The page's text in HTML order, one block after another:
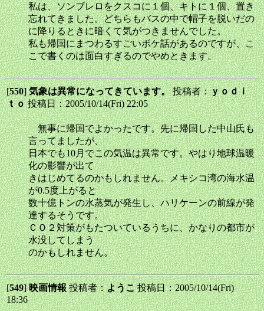
私は、ソンブレロをクスコに１個、キトに１個、置き
忘れてきました。どちらもバスの中で帽子を脱いだの
に降りるときに暗くて気がつきませんでした。
私も帰国にまつわるすごいボケ話があるのですが、こ
こで書くのは面白すぎるのでやめときます。
[550]気象は異常になってきています。投稿者：ｙｏｄｉ
ｔｏ投稿日：2005/10/14(Fri) 22:05
無事に帰国でよかったです。先に帰国した中山氏も
言ってましたが、
日本でも10月でこの気温は異常です。やはり地球温暖
化の影響が出て
きはじめてるのかもしれません。メキシコ湾の海水温
が0.5度上がると
数十億トンの水蒸気が発生し、ハリケーンの前線が発
達するそうです。
ＣＯ２対策がもたついているうちに、かなりの都市が
水没してしまう
のかもしれません。
[549]映画情報投稿者：ようこ投稿日：2005/10/14(Fri)
18:36